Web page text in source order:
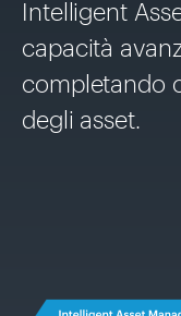
Intelligent
capacità
completando
degli asset.